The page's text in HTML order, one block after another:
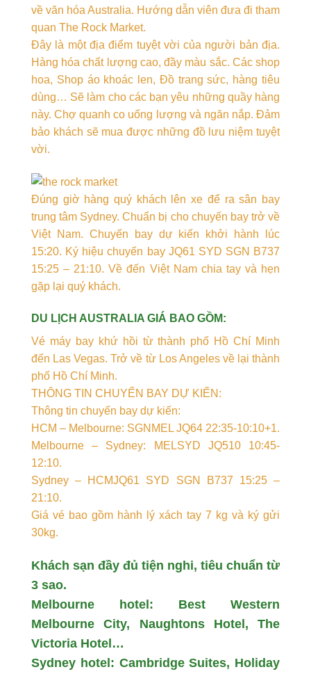
về văn hóa Australia. Hướng dẫn viên đưa đi tham
quan The Rock Market.
Đây là một địa điểm tuyệt vời của người bản địa.
Hàng hóa chất lượng cao, đầy màu sắc. Các shop
hoa, Shop áo khoác len, Đồ trang sức, hàng tiêu
dùng… Sẽ làm cho các bạn yêu những quầy hàng
này. Chợ quanh co uống lượng và ngăn nắp. Đảm
bảo khách sẽ mua được những đồ lưu niệm tuyệt
vời.
Đúng giờ hàng quý khách lên xe để ra sân bay
trung tâm Sydney. Chuẩn bị cho chuyến bay trở về
Việt Nam. Chuyến bay dự kiến khởi hành lúc
15:20. Ký hiệu chuyến bay JQ61 SYD SGN B737
15:25 – 21:10. Về đến Việt Nam chia tay và hẹn
gặp lại quý khách.
DU LỊCH AUSTRALIA GIÁ BAO GỒM:
Vé máy bay khứ hồi từ thành phố Hồ Chí Minh
đến Las Vegas. Trở về từ Los Angeles về lại thành
phố Hồ Chí Minh.
THÔNG TIN CHUYẾN BAY DỰ KIẾN:
Thông tin chuyến bay dự kiến:
HCM – Melbourne: SGNMEL JQ64 22:35-10:10+1.
Melbourne – Sydney: MELSYD JQ510 10:45-
12:10.
Sydney – HCMJQ61 SYD SGN B737 15:25 –
21:10.
Giá vé bao gồm hành lý xách tay 7 kg và ký gửi
30kg.
Khách sạn đầy đủ tiện nghi, tiêu chuẩn từ
3 sao.
Melbourne hotel: Best Western
Melbourne City, Naughtons Hotel, The
Victoria Hotel…
Sydney hotel: Cambridge Suites, Holiday